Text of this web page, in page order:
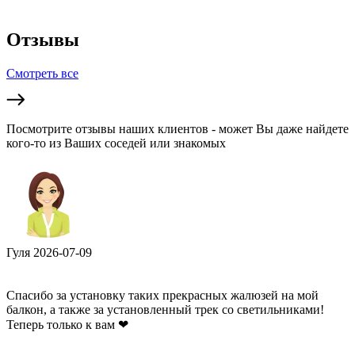
Отзывы
Смотреть все
Посмотрите отзывы наших клиентов - может Вы даже найдете
кого-то из Ваших соседей или знакомых
Гуля 2026-07-09
Спасибо за установку таких прекрасных жалюзей на мой
балкон, а также за установленный трек со светильниками!
Теперь только к вам ❤